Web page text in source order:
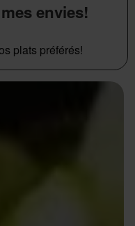
envies!
plats préférés!